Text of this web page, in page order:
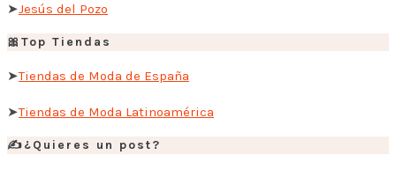
➤Jesús del Pozo
🎀Top Tiendas
➤Tiendas de Moda de España
➤Tiendas de Moda Latinoamérica
✍️¿Quieres un post?